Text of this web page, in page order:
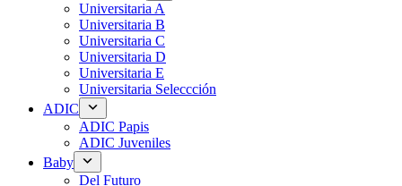
Universitaria A
Universitaria B
Universitaria C
Universitaria D
Universitaria E
Universitaria Seleccción
ADIC
ADIC Papis
ADIC Juveniles
Baby
Del Futuro